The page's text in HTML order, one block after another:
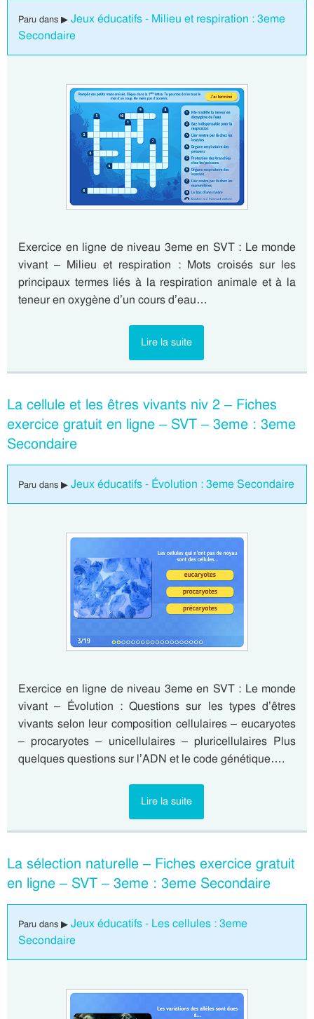
Paru dans ▶ Jeux éducatifs - Milieu et respiration : 3eme
Secondaire
Exercice en ligne de niveau 3eme en SVT : Le monde
vivant – Milieu et respiration : Mots croisés sur les
principaux termes liés à la respiration animale et à la
teneur en oxygène d’un cours d’eau…
Lire la suite
La cellule et les êtres vivants niv 2 – Fiches
exercice gratuit en ligne – SVT – 3eme : 3eme
Secondaire
Paru dans ▶ Jeux éducatifs - Évolution : 3eme Secondaire
Exercice en ligne de niveau 3eme en SVT : Le monde
vivant – Évolution : Questions sur les types d’êtres
vivants selon leur composition cellulaires – eucaryotes
– procaryotes – unicellulaires – pluricellulaires Plus
quelques questions sur l’ADN et le code génétique….
Lire la suite
La sélection naturelle – Fiches exercice gratuit
en ligne – SVT – 3eme : 3eme Secondaire
Paru dans ▶ Jeux éducatifs - Les cellules : 3eme
Secondaire